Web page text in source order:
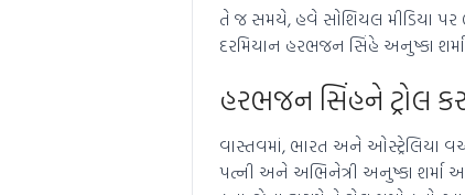
તે જ સમયે, હવે સોશિયલ મીડિયા પર
દરમિયાન હરભજન સિંહે અનુષ્કા
હરભજન સિંહને ટ્રોલ
વાસ્તવમાં, ભારત અને ઓસ્ટ્રેલિયા
પત્ની અને અભિનેત્રી અનુષ્કા શર્મા